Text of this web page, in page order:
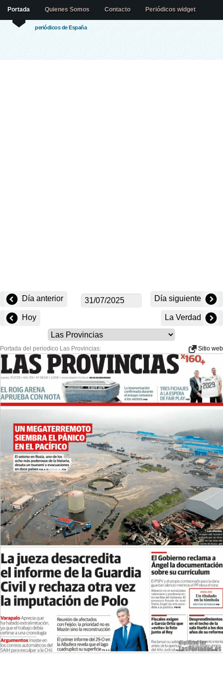
periódicos de España
Portada Quienes Somos Contacto Periódicos widget
Día anterior Día siguiente
Hoy La Verdad
Portada del periodico Las Provincias: Sitio web